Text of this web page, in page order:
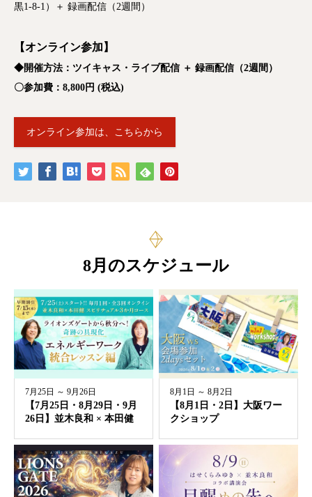
黒1-8-1）＋ 録画配信（2週間）
【オンライン参加】
◆開催方法：ツイキャス・ライブ配信 ＋ 録画配信（2週間）
〇参加費：8,800円 (税込)
オンライン参加は、こちらから
8月のスケジュール
7月25日 ～ 9月26日
【7月25日・8月29日・9月
26日】並木良和 × 本田...
8月1日 ～ 8月2日
【8月1日・2日】大阪ワー
クショップ